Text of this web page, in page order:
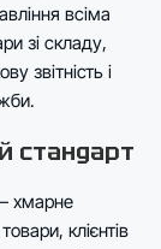
всіма
зі складу,
звітність і
стандарт
хмарне
клієнтів